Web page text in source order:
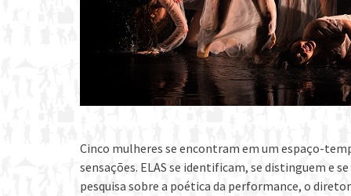
Cinco mulheres se encontram em um espaço-
sensações. ELAS se identificam, se distinguem e
pesquisa sobre a poética da performance, o diretor